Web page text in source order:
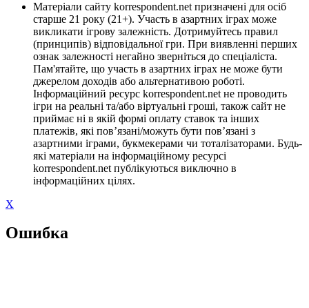
Матеріали сайту korrespondent.net призначені для осіб
старше 21 року (21+). Участь в азартних іграх може
викликати ігрову залежність. Дотримуйтесь правил
(принципів) відповідальної гри. При виявленні перших
ознак залежності негайно зверніться до спеціаліста.
Пам'ятайте, що участь в азартних іграх не може бути
джерелом доходів або альтернативою роботі.
Інформаційний ресурс korrespondent.net не проводить
ігри на реальні та/або віртуальні гроші, також сайт не
приймає ні в якій формі оплату ставок та інших
платежів, які пов’язані/можуть бути пов’язані з
азартними іграми, букмекерами чи тоталізаторами. Будь-
які матеріали на інформаційному ресурсі
korrespondent.net публікуються виключно в
інформаційних цілях.
X
Ошибка